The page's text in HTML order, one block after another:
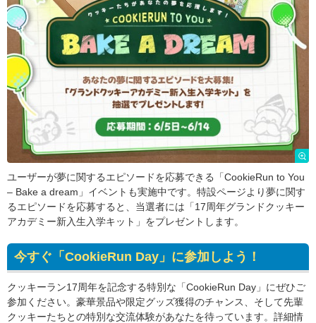
ユーザーが夢に関するエピソードを応募できる「CookieRun to You
– Bake a dream」イベントも実施中です。特設ページより夢に関す
るエピソードを応募すると、当選者には「17周年グランドクッキー
アカデミー新入生入学キット」をプレゼントします。
今すぐ「CookieRun Day」に参加しよう！
クッキーラン17周年を記念する特別な「CookieRun Day」にぜひご
参加ください。豪華景品や限定グッズ獲得のチャンス、そして先輩
クッキーたちとの特別な交流体験があなたを待っています。詳細情